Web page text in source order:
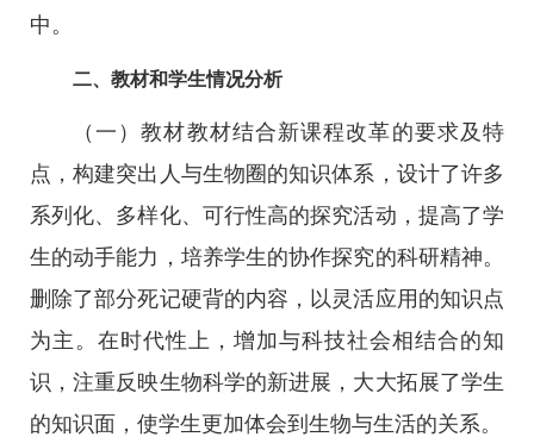
中。
二、教材和学生情况分析
（一）教材教材结合新课程改革的要求及特
点，构建突出人与生物圈的知识体系，设计了许多
系列化、多样化、可行性高的探究活动，提高了学
生的动手能力，培养学生的协作探究的科研精神。
删除了部分死记硬背的内容，以灵活应用的知识点
为主。在时代性上，增加与科技社会相结合的知
识，注重反映生物科学的新进展，大大拓展了学生
的知识面，使学生更加体会到生物与生活的关系。